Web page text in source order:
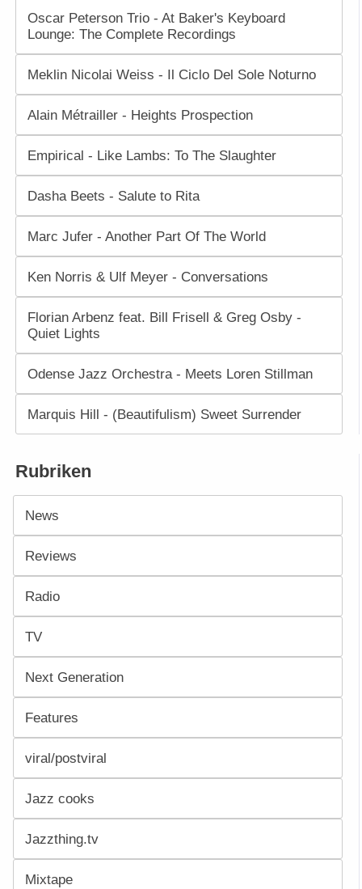
Oscar Peterson Trio - At Baker's Keyboard
Lounge: The Complete Recordings
Meklin Nicolai Weiss - Il Ciclo Del Sole Noturno
Alain Métrailler - Heights Prospection
Empirical - Like Lambs: To The Slaughter
Dasha Beets - Salute to Rita
Marc Jufer - Another Part Of The World
Ken Norris & Ulf Meyer - Conversations
Florian Arbenz feat. Bill Frisell & Greg Osby -
Quiet Lights
Odense Jazz Orchestra - Meets Loren Stillman
Marquis Hill - (Beautifulism) Sweet Surrender
Rubriken
News
Reviews
Radio
TV
Next Generation
Features
viral/postviral
Jazz cooks
Jazzthing.tv
Mixtape